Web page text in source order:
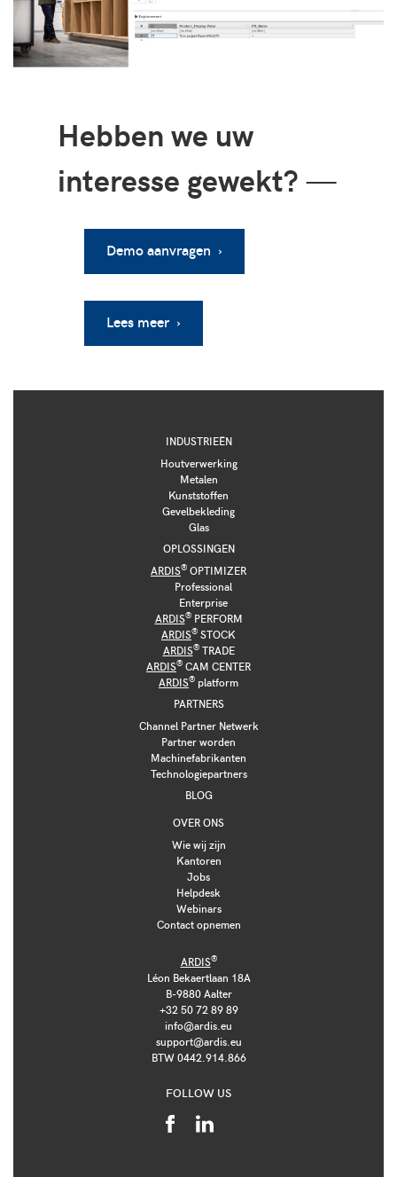
Hebben we uw
interesse gewekt?—
Demo aanvragen ›
Lees meer ›
INDUSTRIEËN
Houtverwerking
Metalen
Kunststoffen
Gevelbekleding
Glas
OPLOSSINGEN
ARDIS® OPTIMIZER
Professional
Enterprise
ARDIS®PERFORM
ARDIS® STOCK
ARDIS®TRADE
ARDIS® CAM CENTER
ARDIS® platform
PARTNERS
Channel Partner Netwerk
Partner worden
Machinefabrikanten
Technologiepartners
BLOG
OVER ONS
Wie wij zijn
Kantoren
Jobs
Helpdesk
Webinars
Contact opnemen
ARDIS®
Léon Bekaertlaan 18A
B-9880 Aalter
+32 50 72 89 89
info@ardis.eu
support@ardis.eu
BTW 0442.914.866
FOLLOW US